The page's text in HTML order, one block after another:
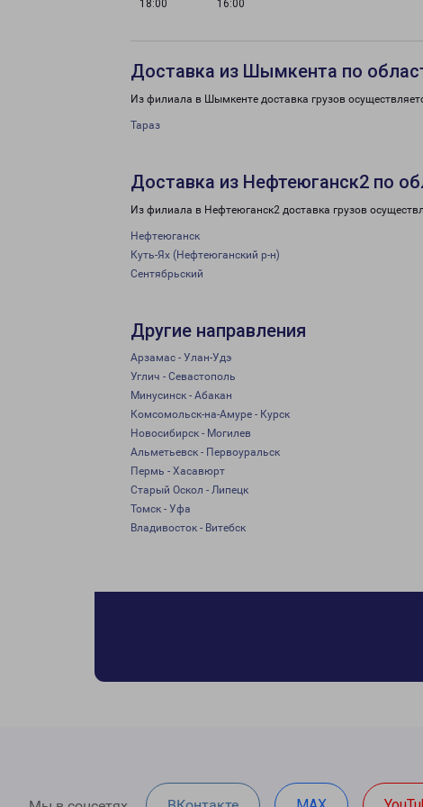
18:00 16:00
Доставка из Шымкента по
Из филиала в Шымкенте доставка грузов
Тараз
Доставка из Нефтеюганск2 по
Из филиала в Нефтеюганск2 доставка грузов
Нефтеюганск
Куть-Ях (Нефтеюганский р-н)
Сентябрьский
Другие направления
Арзамас - Улан-Удэ
Углич - Севастополь
Минусинск - Абакан
Комсомольск-на-Амуре - Курск
Новосибирск - Могилев
Альметьевск - Первоуральск
Пермь - Хасавюрт
Старый Оскол - Липецк
Томск - Уфа
Владивосток - Витебск